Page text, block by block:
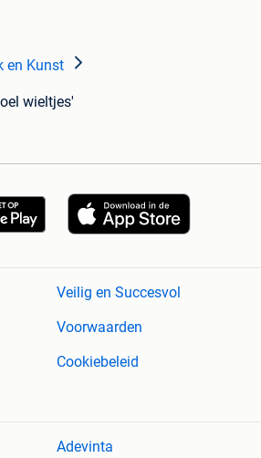
en Kunst
wieltjes'
Veilig en Succesvol
Voorwaarden
Cookiebeleid
Adevinta